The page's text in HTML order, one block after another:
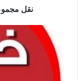
نقل
إدريس
يزور